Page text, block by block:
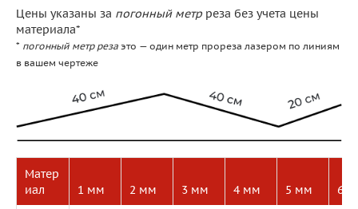
Цены указаны за погонный метрреза без учета цены
материала*
* погонный метр реза это — один метр прореза лазером по линиям
в вашем чертеже
Матер
иал
1 мм 2 мм 3 мм 4 мм 5 мм 6